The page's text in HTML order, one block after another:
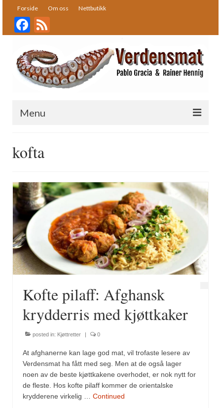
Forside Om oss Nettbutikk
Facebook
Menu
Oppskrifter
Desserter
Fisk og skalldyr
Fugl
Gryteretter
Snacks
Supper
Olivenolje, oppskrifter
Krydder, oppskrifter
Albóndigaskrydder
kofta
Kofte pilaff: Afghansk
krydderris med kjøttkaker
posted in: Kjøttretter | 0
At afghanerne kan lage god mat, vil trofaste lesere av
Verdensmat ha fått med seg. Men at de også lager
noen av de beste kjøttkakene overhodet, er nok nytt for
de fleste. Hos kofte pilaff kommer de orientalske
krydderene virkelig … Continued